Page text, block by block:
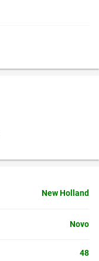
New Holland
Novo
48